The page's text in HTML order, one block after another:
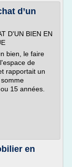
d’un
D'UN BIEN EN
bien, le faire
de
rapportait un
15 années.
en